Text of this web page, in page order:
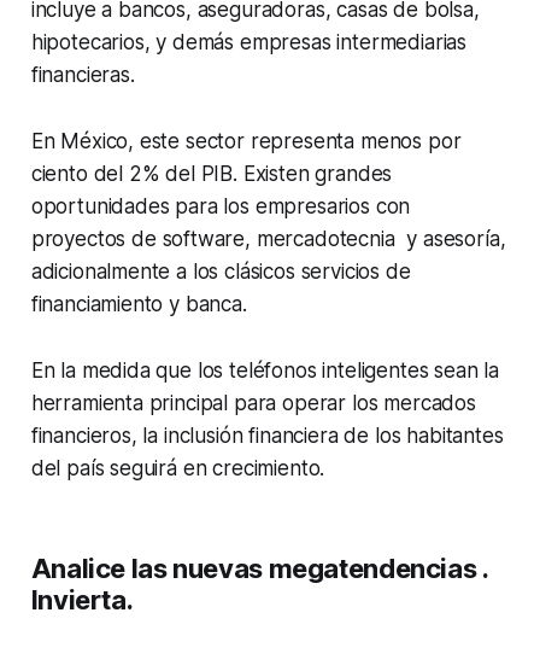
incluye a bancos, aseguradoras, casas de bolsa,
hipotecarios, y demás empresas intermediarias
financieras.
En México, este sector representa menos por
ciento del 2% del PIB. Existen grandes
oportunidades para los empresarios con
proyectos de software, mercadotecnia y asesoría,
adicionalmente a los clásicos servicios de
financiamiento y banca.
En la medida que los teléfonos inteligentes sean la
herramienta principal para operar los mercados
financieros, la inclusión financiera de los habitantes
del país seguirá en crecimiento.
Analice las nuevas megatendencias .
Invierta.